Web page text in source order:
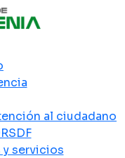
al ciudadano
y servicios